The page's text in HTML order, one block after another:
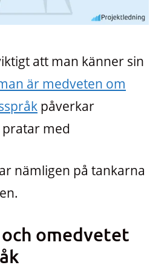
att man känner sin
är medveten om
påverkar
med
nämligen på tankarna
omedvetet